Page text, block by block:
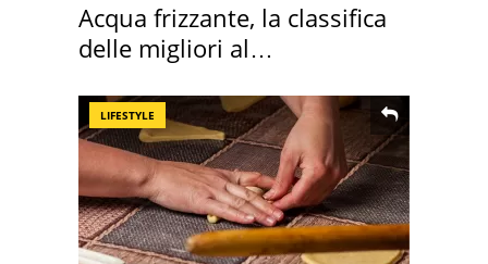
Acqua frizzante, la classifica
delle migliori al
LIFESTYLE